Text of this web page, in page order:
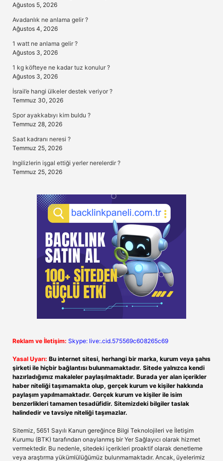
Ağustos 5, 2026
Avadanlık ne anlama gelir ?
Ağustos 4, 2026
1 watt ne anlama gelir ?
Ağustos 3, 2026
1 kg köfteye ne kadar tuz konulur ?
Ağustos 3, 2026
İsrail’e hangi ülkeler destek veriyor ?
Temmuz 30, 2026
Spor ayakkabıyı kim buldu ?
Temmuz 28, 2026
Saat kadranı neresi ?
Temmuz 25, 2026
Ingilizlerin işgal ettiği yerler nerelerdir ?
Temmuz 25, 2026
Reklam ve İletişim: Skype: live:.cid.575569c608265c69
Yasal Uyarı: Bu internet sitesi, herhangi bir marka, kurum veya şahıs
şirketi ile hiçbir bağlantısı bulunmamaktadır. Sitede yalnızca kendi
hazırladığımız makaleler paylaşılmaktadır. Burada yer alan içerikler
haber niteliği taşımamakta olup, gerçek kurum ve kişiler hakkında
paylaşım yapılmamaktadır. Gerçek kurum ve kişiler ile isim
benzerlikleri tamamen tesadüfidir. Sitemizdeki bilgiler taslak
halindedir ve tavsiye niteliği taşımazlar.
Sitemiz, 5651 Sayılı Kanun gereğince Bilgi Teknolojileri ve İletişim
Kurumu (BTK) tarafından onaylanmış bir Yer Sağlayıcı olarak hizmet
vermektedir. Bu nedenle, sitedeki içerikleri proaktif olarak denetleme
veya araştırma yükümlülüğümüz bulunmamaktadır. Ancak, üyelerimiz